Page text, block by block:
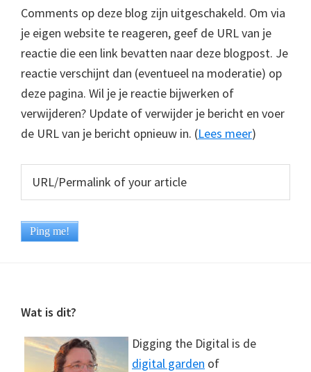
Comments op deze blog zijn uitgeschakeld. Om via
je eigen website te reageren, geef de URL van je
reactie die een link bevatten naar deze blogpost. Je
reactie verschijnt dan (eventueel na moderatie) op
deze pagina. Wil je je reactie bijwerken of
verwijderen? Update of verwijder je bericht en voer
de URL van je bericht opnieuw in. (Lees meer)
Footer
Wat is dit?
Digging the Digital is de
digital garden of